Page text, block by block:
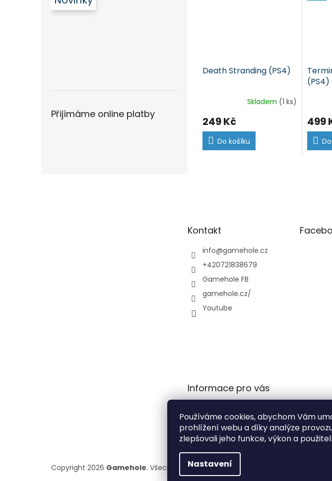
Používáme cookies, abychom Vám
prohlížení webu a díky analýze
zlepšovali jeho funkce, výkon a
Nastavení
Přijímáme online platby
Death Stranding (PS4)
Skladem (1 ks)
249 Kč
Do košíku
(PS4)
499
Kontakt
info@gamehole.cz
+420721838679
Gamehole FB
gamehole.cz/
Youtube
Informace pro vás
Podmínky ochrany
osobních údajů
Copyright 2026 Gamehole. Všechna práva vyhrazena.